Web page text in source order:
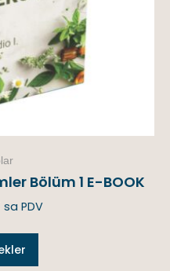
Bölüm 1 E-BOOK
sa PDV